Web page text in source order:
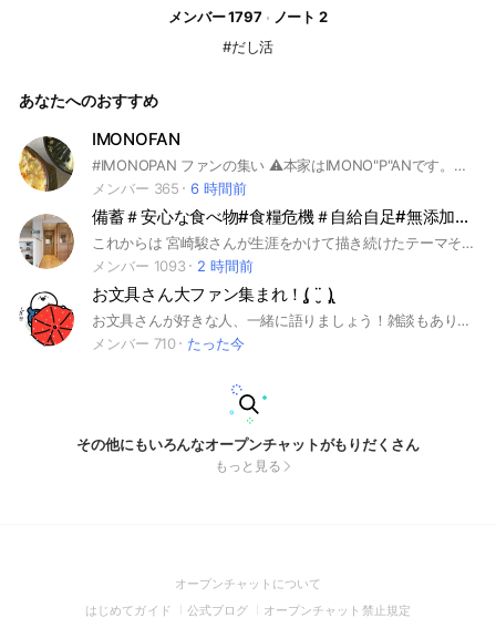
メンバー 1797
ノート 2
#だし活
あなたへのおすすめ
IMONOFAN
#IMONOPAN ファンの集い ⚠️本家はIMONO"P"ANです。こちらはFANのオプチャとなっております。
メンバー 365
6 時間前
備蓄＃安心な食べ物#食糧危機＃自給自足#無添加🍀健康生活雑談
これからは 宮崎駿さんが生涯をかけて描き続けたテーマそのものです── 「一人ひとりが、どう生きていくか」 これからは もう誰もが同じである必要はありません。 画一的な正解を追いかける時代は終わり、 それぞれの個性が、まるで星のように輝き合う時代がやってきます。 調和の文明が、2032年。 ここ日本🇯🇵から、静かに、しかし確実に始まります。 この備蓄安心部屋にいらっしゃる皆さまは、 まさにその先駆者であり、 日本を、いや世界をリードする灯台のような存在だと、 心からそう思っています。 高い意識を持ち、 食べものへの深い知識と敬意を携え、 自然と共生する生き方をすでに体現されている。 だからこそ、 これからの時代は、 「どう消費するか」ではなく、 「どう生きるか」を問われる。 私たちはもう、 大量生産・大量消費の価値観に縛られる必要はありません。 自分の手で選び、 自分の心で感じ、 自分の言葉で語る。 それが、個性が光るということ。 それが、調和の文明の第一歩です。 2032年を待つ必要はありません。 今、この瞬間から、 ここにいる私たち一人ひとりが、 新しい時代の種を蒔いているのです。 どうか、これからも 自分らしい輝きを、 決して曇らせないでください。 日本から、世界を変える。 その最前線に、私たちは立っている。 一緒に、歩んでいきましょう 無力だと感じて「どうせ何をしても変わらない」と諦めてしまうのではなく、 まずは「自分にできる小さなこと」から始めるしかないですよね。 たとえば、 ・できるだけ近所の個人商店で買い物をする ・地元でとれた野菜や加工品を選ぶ ・顔の見える生産者さんから直接買う ・使い捨てではなく、長く使えるものを選ぶ ・ゴミを減らし、資源を大切にする暮らしを心がける こういう一つひとつの選択が、実はものすごく大きな力になっていくんです。 大事なのは、まず「知ること」。 問題の本質を知り、自分ごととして捉えること。 そこから一人ひとりの意識が変わり、行動が変わり、やがて社会全体が動き出す。 完璧じゃなくていいんです。 100点
メンバー 1093
2 時間前
お文具さん大ファン集まれ！(̨̡ ¨̮ )̧̢
お文具さんが好きな人、一緒に語りましょう！雑談もありますがよろしくお願いします!! ------------------------------------------------------ #お文具さん #おぶ #お文具 #プリンさん #猫さん #なもさん #ゼリーさん #子猫さん #雑談 #癒し #プリン #ぶん学者 #お文具のアニメ #YouTube #ユーチューブ #ゆるキャラ #アニメ #映画 #逆翻訳 #バイヤー高橋 #コラボ
メンバー 710
たった今
その他にもいろんなオープンチャットがもりだくさん
もっと見る
オープンチャットについて
in
はじめてガイド (Open
公式ブログ (Open
オープンチャット禁止規定(Open